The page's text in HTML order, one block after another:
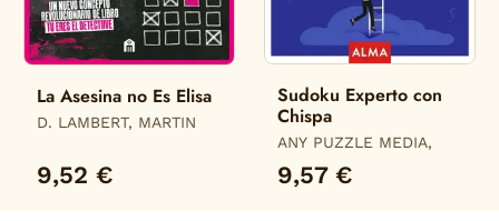
La Asesina no Es Elisa
D. LAMBERT, MARTIN
9,52 €
Sudoku Experto con
Chispa
ANY PUZZLE MEDIA,
9,57 €